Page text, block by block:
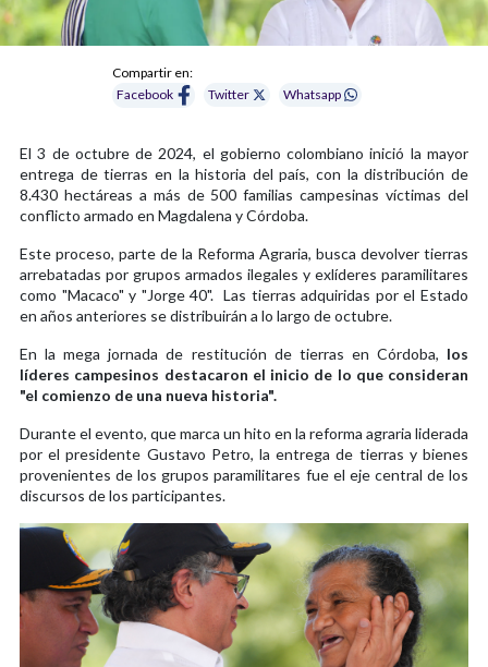
Compartir en:
Facebook
Twitter Whatsapp
El 3 de octubre de 2024, el gobierno colombiano inició la mayor
entrega de tierras en la historia del país, con la distribución de
8.430 hectáreas a más de 500 familias campesinas víctimas del
conflicto armado en Magdalena y Córdoba.
Este proceso, parte de la Reforma Agraria, busca devolver tierras
arrebatadas por grupos armados ilegales y exlíderes paramilitares
como "Macaco" y "Jorge 40". Las tierras adquiridas por el Estado
en años anteriores se distribuirán a lo largo de octubre.
En la mega jornada de restitución de tierras en Córdoba, los
líderes campesinos destacaron el inicio de lo que consideran
"el comienzo de una nueva historia".
Durante el evento, que marca un hito en la reforma agraria liderada
por el presidente Gustavo Petro, la entrega de tierras y bienes
provenientes de los grupos paramilitares fue el eje central de los
discursos de los participantes.